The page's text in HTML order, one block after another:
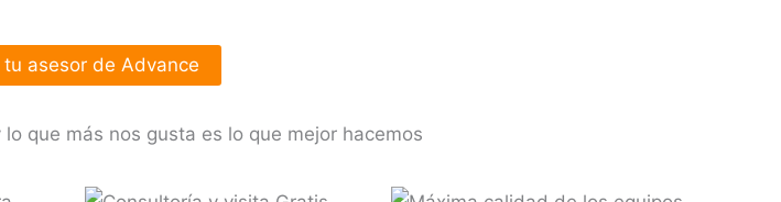
asesor de Advance
que más nos gusta es lo que mejor hacemos